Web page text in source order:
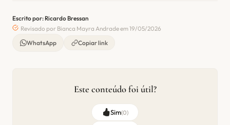
Escrito por: Ricardo Bressan
Revisado por Bianca Mayra Andrade em 19/05/2026
WhatsApp
Copiar link
Este conteúdo foi útil?
Sim(0)